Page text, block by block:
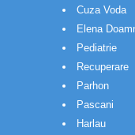
Cuza Voda
Elena
Pediatrie
Recuperare
Parhon
Pascani
Harlau